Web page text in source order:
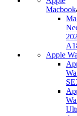
Macbook
Apple